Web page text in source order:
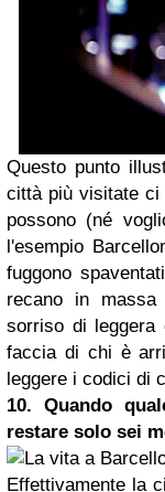
Questo punto
città più visitate ci
possono (né
l'esempio
fuggono
recano in
sorriso di leggera
faccia di chi è
leggere i codici di
10. Quando
restare solo sei
Effettivamente la